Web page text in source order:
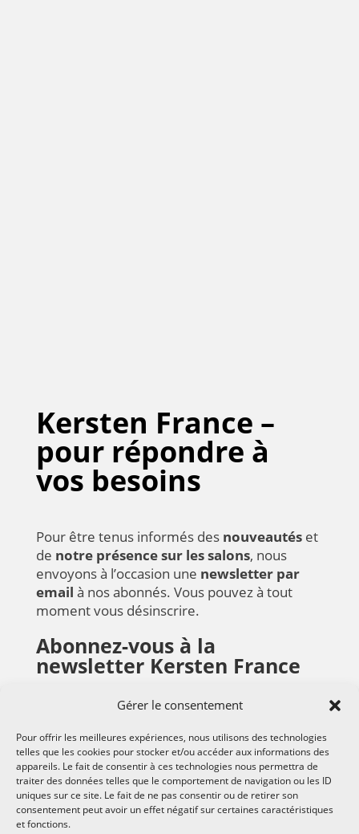
Gérer le consentement
Pour offrir les meilleures expériences, nous utilisons des technologies
telles que les cookies pour stocker et/ou accéder aux informations des
appareils. Le fait de consentir à ces technologies nous permettra de
traiter des données telles que le comportement de navigation ou les ID
uniques sur ce site. Le fait de ne pas consentir ou de retirer son
consentement peut avoir un effet négatif sur certaines caractéristiques
et fonctions.
Kersten France –
pour répondre à
vos besoins
Pour être tenus informés des nouveautéset
de notre présence sur les salons, nous
envoyons à l’occasion une newsletter par
email à nos abonnés. Vous pouvez à tout
moment vous désinscrire.
Abonnez-vous à la
newsletter Kersten France
S'ABONNER